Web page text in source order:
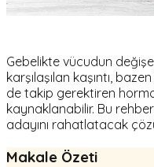
Gebelikte vücudun
karşılaşılan kaşıntı,
de takip gerektiren
kaynaklanabilir. Bu
adayını rahatlatacak
Makale Özeti